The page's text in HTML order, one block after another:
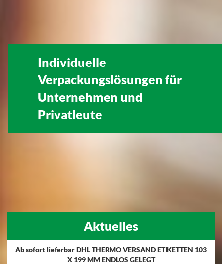
Individuelle
Verpackungslösungen für
Unternehmen und
Privatleute
Aktuelles
Ab sofort lieferbar DHL THERMO VERSAND ETIKETTEN 103
X 199 MM ENDLOS GELEGT